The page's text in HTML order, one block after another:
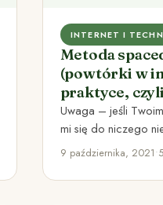
INTERNET I
Metoda
(powtórki w
praktyce,
wszystko
Uwaga – jeśli
mi się do niczego
…
9 października, 2021•